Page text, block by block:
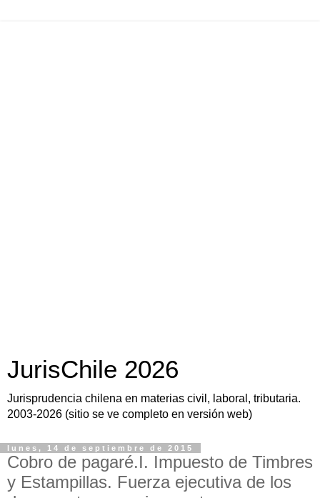
JurisChile 2026
Jurisprudencia chilena en materias civil, laboral, tributaria.
2003-2026 (sitio se ve completo en versión web)
lunes, 14 de septiembre de 2015
Cobro de pagaré.I. Impuesto de Timbres
y Estampillas. Fuerza ejecutiva de los